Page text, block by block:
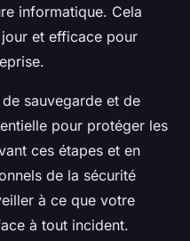
informatique. Cela
et efficace pour
sauvegarde et de
pour protéger les
ces étapes et en
de la sécurité
à ce que votre
à tout incident.